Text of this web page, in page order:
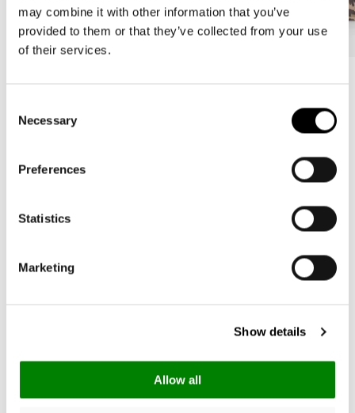
may combine it with other information that you’ve
provided to them or that they’ve collected from your use
of their services.
Selection
Necessary
Preferences
Statistics
Marketing
Show details
Allow all
leo macchiato
leo macchiato
habituel
4.80
Trier Chercher:
New content loaded